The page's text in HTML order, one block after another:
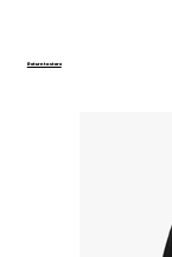
Return to store